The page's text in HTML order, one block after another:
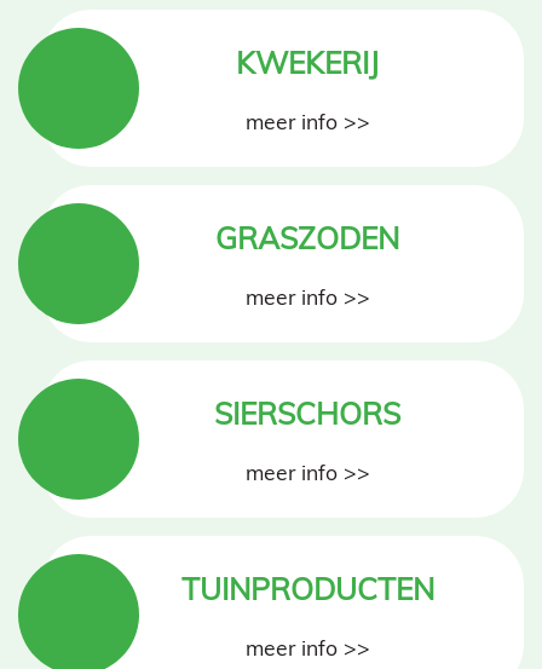
KWEKERIJ
meer info >>
GRASZODEN
meer info >>
SIERSCHORS
meer info >>
TUINPRODUCTEN
meer info >>